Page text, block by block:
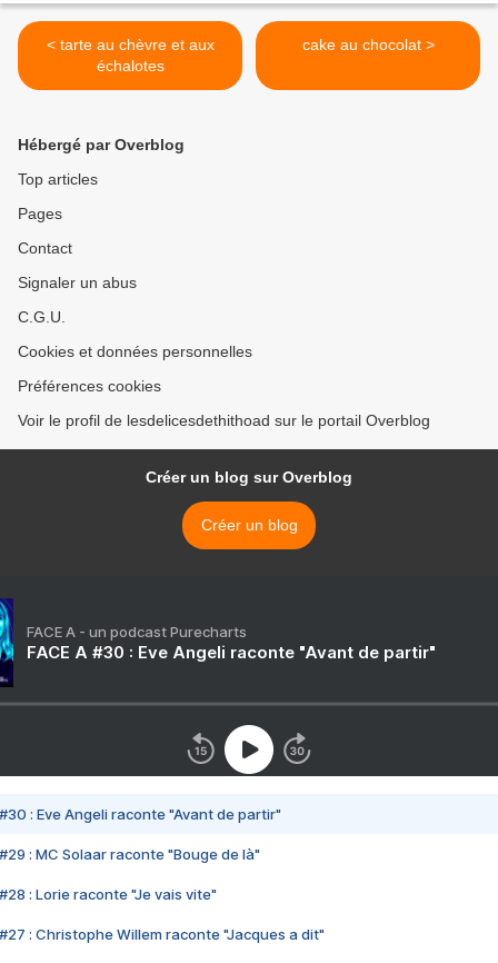
< tarte au chèvre et aux
échalotes
cake au chocolat >
Hébergé par Overblog
Top articles
Pages
Contact
Signaler un abus
C.G.U.
Cookies et données personnelles
Préférences cookies
Voir le profil de lesdelicesdethithoad sur le portail Overblog
Créer un blog sur Overblog
Créer un blog
FACE A - un podcast Purecharts
FACE A #30 : Eve Angeli raconte "Avant de partir"
#30 : Eve Angeli raconte "Avant de partir"
#29 : MC Solaar raconte "Bouge de là"
#28 : Lorie raconte "Je vais vite"
#27 : Christophe Willem raconte "Jacques a dit"